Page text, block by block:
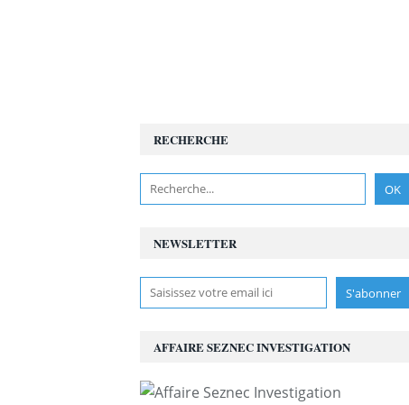
NEWSLETTER
RECHERCHE
AFFAIRE SEZNEC INVESTIGATION